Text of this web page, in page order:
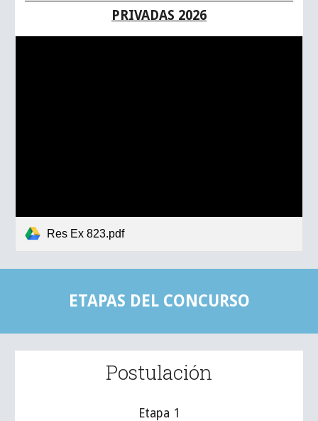
PRIVADAS 2026
Res Ex 823.pdf
ETAPAS DEL CONCURSO
Postulación
Etapa 1